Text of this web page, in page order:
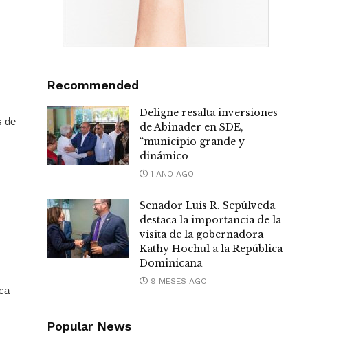
de
Recommended
Deligne resalta inversiones
de Abinader en SDE,
“municipio grande y
dinámico
1 AÑO AGO
Senador Luis R. Sepúlveda
destaca la importancia de la
visita de la gobernadora
Kathy Hochul a la República
Dominicana
9 MESES AGO
Popular News